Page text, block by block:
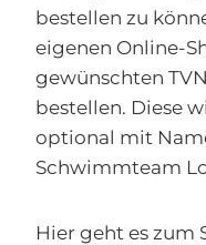
bestellen zu
eigenen Online-
gewünschten
bestellen. Diese
optional mit
Schwimmteam
Hier geht es zum